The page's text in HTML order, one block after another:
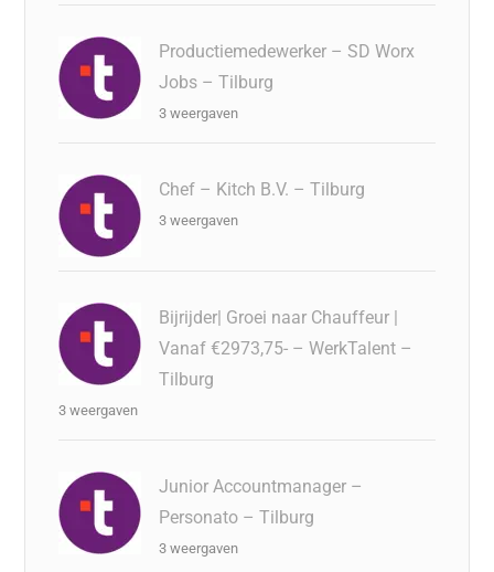
Productiemedewerker – SD Worx
Jobs – Tilburg
3 weergaven
Chef – Kitch B.V. – Tilburg
3 weergaven
Bijrijder| Groei naar Chauffeur |
Vanaf €2973,75- – WerkTalent –
Tilburg
3 weergaven
Junior Accountmanager –
Personato – Tilburg
3 weergaven